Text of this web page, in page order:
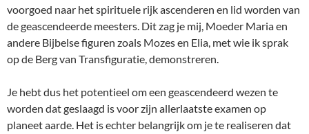
voorgoed naar het spirituele rijk ascenderen en lid worden van
de geascendeerde meesters. Dit zag je mij, Moeder Maria en
andere Bijbelse figuren zoals Mozes en Elia, met wie ik sprak
op de Berg van Transfiguratie, demonstreren.
Je hebt dus het potentieel om een geascendeerd wezen te
worden dat geslaagd is voor zijn allerlaatste examen op
planeet aarde. Het is echter belangrijk om je te realiseren dat